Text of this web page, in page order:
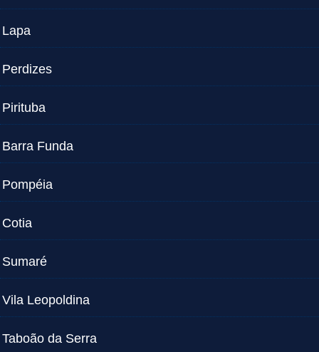
Lapa
Perdizes
Pirituba
Barra Funda
Pompéia
Cotia
Sumaré
Vila Leopoldina
Taboão da Serra